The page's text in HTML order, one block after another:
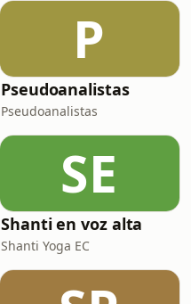
P
Pseudoanalistas
Pseudoanalistas
SE
Shanti en voz alta
Shanti Yoga EC